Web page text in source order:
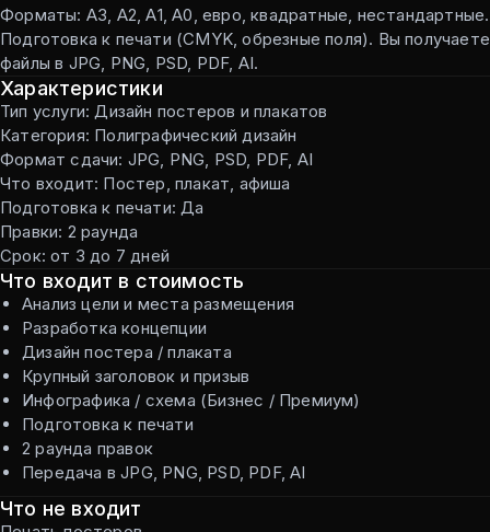
Форматы: А3, А2, А1, А0, евро, квадратные, нестандартные.
Подготовка к печати (CMYK, обрезные поля). Вы получаете
файлы в JPG, PNG, PSD, PDF, AI.
Характеристики
Тип услуги: Дизайн постеров и плакатов
Категория: Полиграфический дизайн
Формат сдачи: JPG, PNG, PSD, PDF, AI
Что входит: Постер, плакат, афиша
Подготовка к печати: Да
Правки: 2 раунда
Срок: от 3 до 7 дней
Что входит в стоимость
Анализ цели и места размещения
Разработка концепции
Дизайн постера / плаката
Крупный заголовок и призыв
Инфографика / схема (Бизнес / Премиум)
Подготовка к печати
2 раунда правок
Передача в JPG, PNG, PSD, PDF, AI
Что не входит